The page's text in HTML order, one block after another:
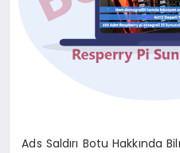
Ads Saldırı Botu Hakkında